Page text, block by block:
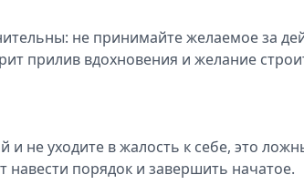
не принимайте желаемое за
прилив вдохновения и желание
и не уходите в жалость к себе, это
навести порядок и завершить начатое.